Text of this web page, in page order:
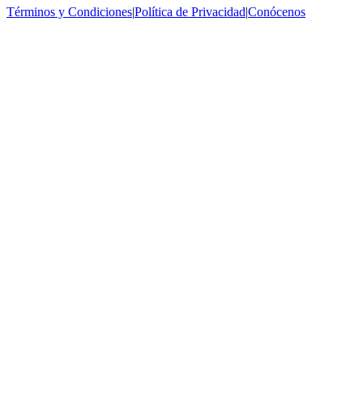
Términos y Condiciones|Política de Privacidad|Conócenos